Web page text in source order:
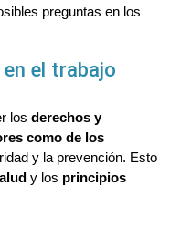
preguntas en los
el trabajo
los derechos y
como de los
y la prevención. Esto
y los principios